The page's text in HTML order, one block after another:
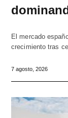
El mercado
crecimiento tras
7 agosto, 2026